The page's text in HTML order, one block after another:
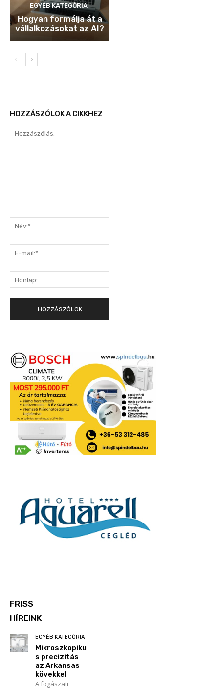
EGYÉB KATEGÓRIA
Hogyan formálja át a
vállalkozásokat az AI?
HOZZÁSZÓLOK A CIKKHEZ
mail:*
FRISS
HÍREINK
EGYÉB KATEGÓRIA
Mikroszkopiku
s precizitás
az Arkansas
kövekkel
A fogászati